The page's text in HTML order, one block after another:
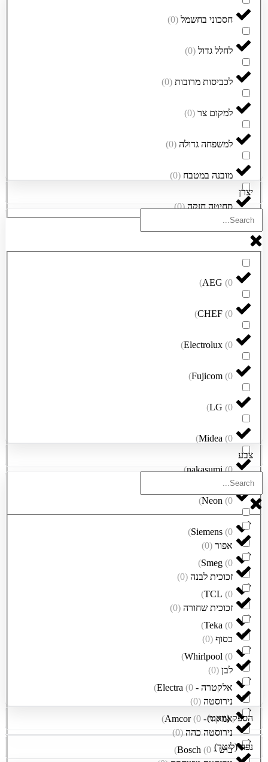
חסכוני בחשמל (
0
)
לחלל גדול (
0
)
לכביסות מרובות (
0
)
למקום צר (
0
)
למשפחה גדולה (
0
)
מובנה במטבח (
0
)
סחיטה חזקה (
0
)
יצרן
AEG (0
)
CHEF (0
)
Electrolux (0
)
Fujicom (0
)
LG (0
)
Midea (0
)
nakasumi (0
)
Neon (0
)
Siemens (0
)
Smeg (0
)
TCL (0
)
Teka (0
)
Whirlpool (0
)
אלקטרה - Electra (0
)
אמקור - Amcor (0
)
בוש - Bosch (0
)
צבע
אפור (
0
)
זכוכית לבנה (
0
)
זכוכית שחורה (
0
)
כסוף (
0
)
לבן (
0
)
נירוסטה (
0
)
נירוסטה כהה (
0
)
הספק (וואט)
נפח (ליטר)